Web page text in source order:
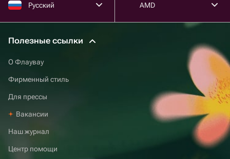
Русский AMD
Полезные ссылки
О Флаувау
Фирменный стиль
Для прессы
Вакансии
Наш журнал
Центр помощи